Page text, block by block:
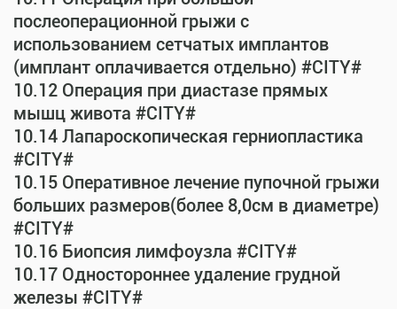
послеоперационной грыжи с
использованием сетчатых имплантов
(имплант оплачивается отдельно) #CITY#
10.12 Операция при диастазе прямых
мышц живота #CITY#
10.14 Лапароскопическая герниопластика
#CITY#
10.15 Оперативное лечение пупочной грыжи
больших размеров(более 8,0см в диаметре)
#CITY#
10.16 Биопсия лимфоузла #CITY#
10.17 Одностороннее удаление грудной
железы #CITY#